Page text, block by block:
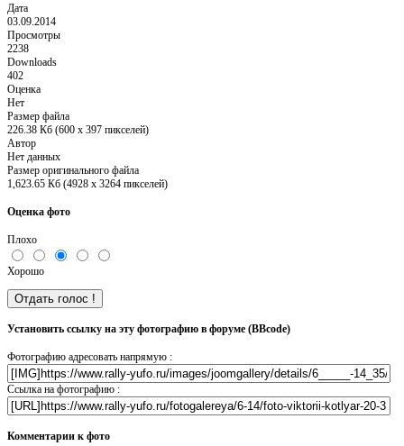
Дата
03.09.2014
Просмотры
2238
Downloads
402
Оценка
Нет
Размер файла
226.38 Кб (600 x 397 пикселей)
Автор
Нет данных
Размер оригинального файла
1,623.65 Кб (4928 x 3264 пикселей)
Оценка фото
Плохо
Хорошо
Установить ссылку на эту фотографию в форуме (BBcode)
Фотографию адресовать напрямую :
Ссылка на фотографию :
Комментарии к фото